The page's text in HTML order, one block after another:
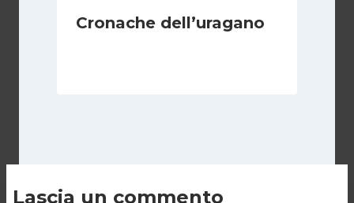
Cronache dell’uragano
Lascia un commento